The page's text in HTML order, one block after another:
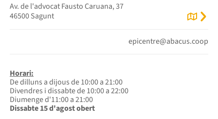
Av. de l'advocat Fausto Caruana, 37
46500 Sagunt
epicentre@abacus.coop
Horari:
De dilluns a dijous de 10:00 a 21:00
Divendres i dissabte de 10:00 a 22:00
Diumenge d'11:00 a 21:00
Dissabte 15 d'agost obert